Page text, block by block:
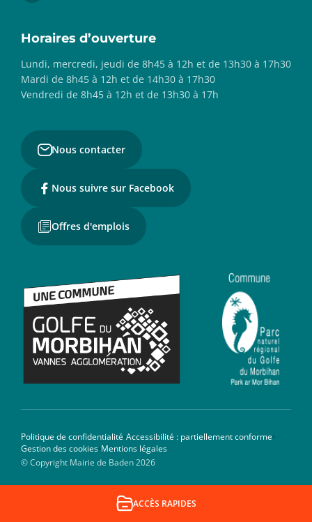
Horaires d’ouverture
Lundi, mercredi, jeudi de 8h45 à 12h et de 13h30 à 17h30
Mardi de 8h45 à 12h et de 14h30 à 17h30
Vendredi de 8h45 à 12h et de 13h30 à 17h
Nous contacter
Nous suivre sur Facebook
Offres d'emplois
Politique de confidentialité Accessibilité : partiellement conforme
Gestion des cookies Mentions légales
© Copyright Mairie de Baden 2026
ACCÈS RAPIDES